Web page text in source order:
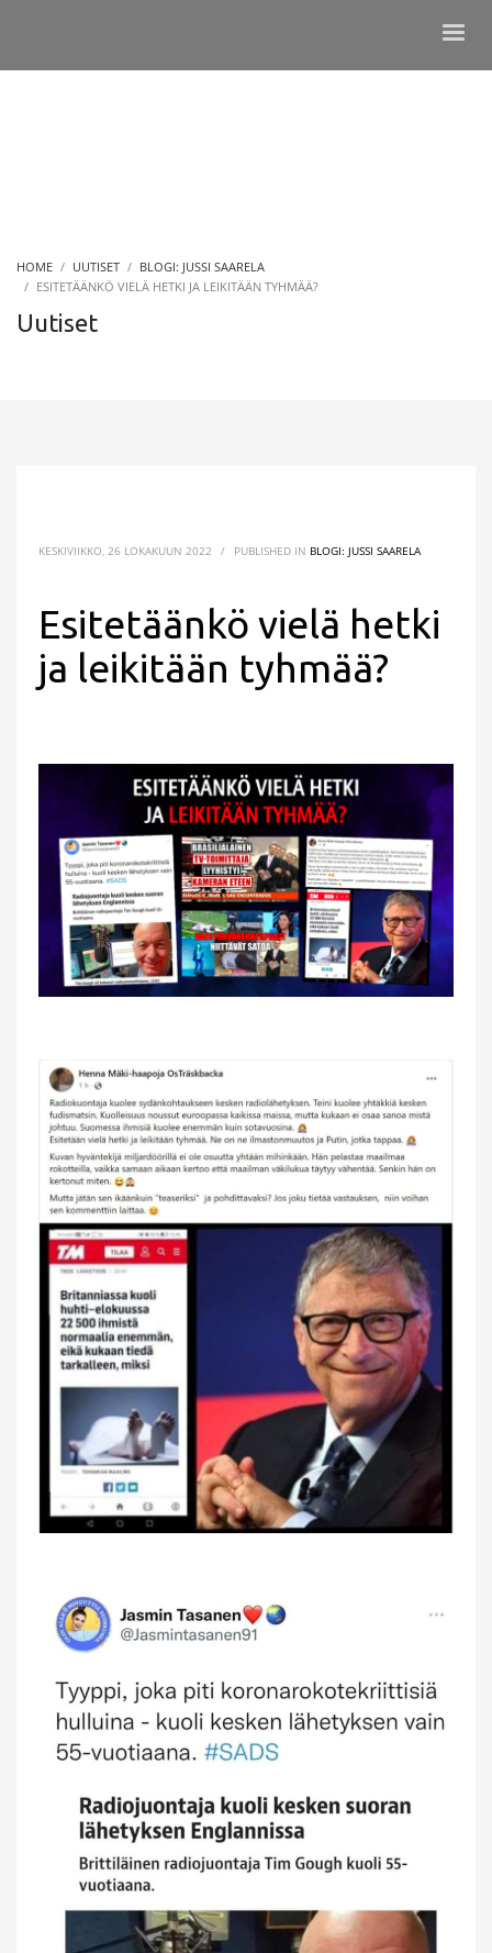
HOME UUTISET
BLOGI: JUSSI SAARELA
ESITETÄÄNKÖ VIELÄ HETKI JA LEIKITÄÄN TYHMÄÄ?
Uutiset
KESKIVIIKKO, 26 LOKAKUUN 2022 / PUBLISHED IN BLOGI: JUSSI SAARELA
Esitetäänkö vielä hetki
ja leikitään tyhmää?